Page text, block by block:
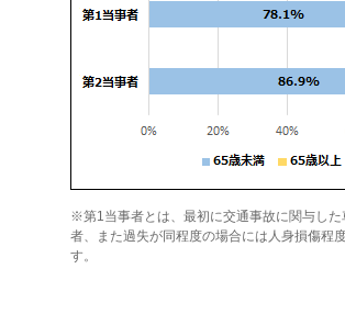
医療・介護保険
風水雪災等による損害を補償する損害
採用情報
損害保険お役立ち情報
保険金の支払状況（第三分野）
アジャスター試験
交通事故医療研究助成
刊行物・報告書
最新情報
会員各社ニュースリリース
相談・通報等窓口トップ
自然災害損保契約のご照会
English
※第1当事者とは、最初に交通事故に関与し
者、また過失が同程度の場合には人身損傷程
す。